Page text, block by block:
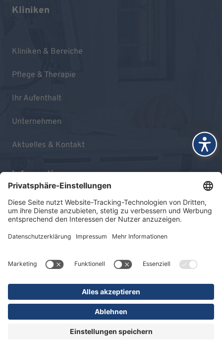
Kliniken
Kliniken & Bereiche
Pflege & Therapie
Ihr Aufenthalt
Unternehmen
Aktuelles & Kontakt
Informationen
Impressum
© 2026 KLINIKEN DR. ERLER